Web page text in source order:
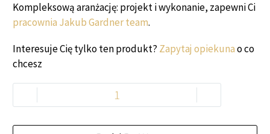
Kompleksową aranżację: projekt i wykonanie, zapewni Ci
pracownia Jakub Gardner team.
Interesuje Cię tylko ten produkt? Zapytaj opiekunao co
chcesz